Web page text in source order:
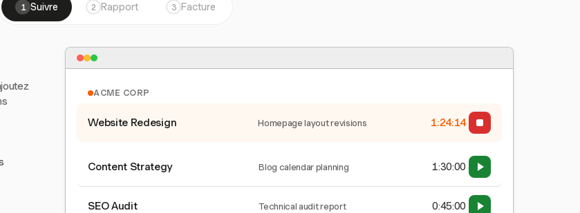
1 Suivre 2 Rapport 3 Facture
ACME CORP
Website Redesign Homepage layout revisions 1:24:15
Content Strategy Blog calendar planning 1:30:00
SEO Audit Technical audit report 0:45:00